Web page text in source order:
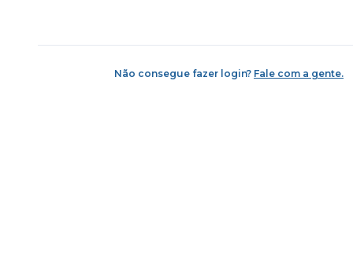
Não consegue fazer login? Fale com a gente.